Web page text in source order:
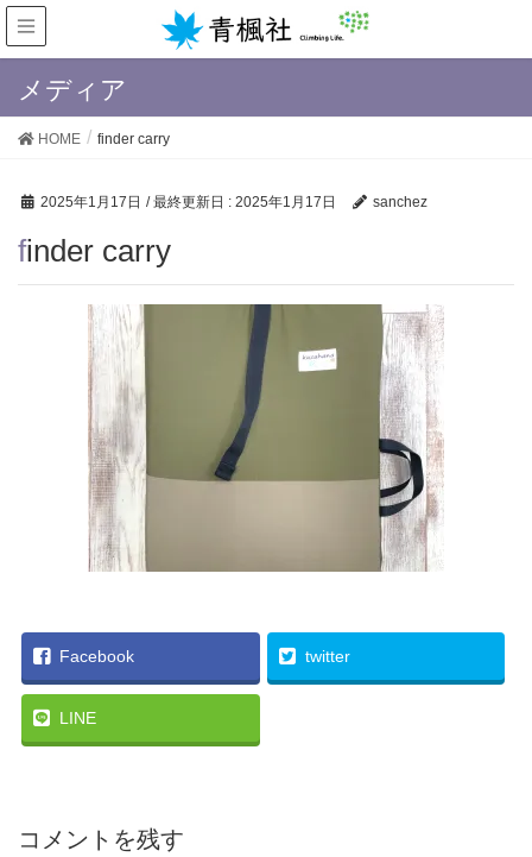
メディア
HOME finder carry
2025年1月17日 / 最終更新日 : 2025年1月17日 sanchez
finder carry
Facebook twitter
LINE
コメントを残す